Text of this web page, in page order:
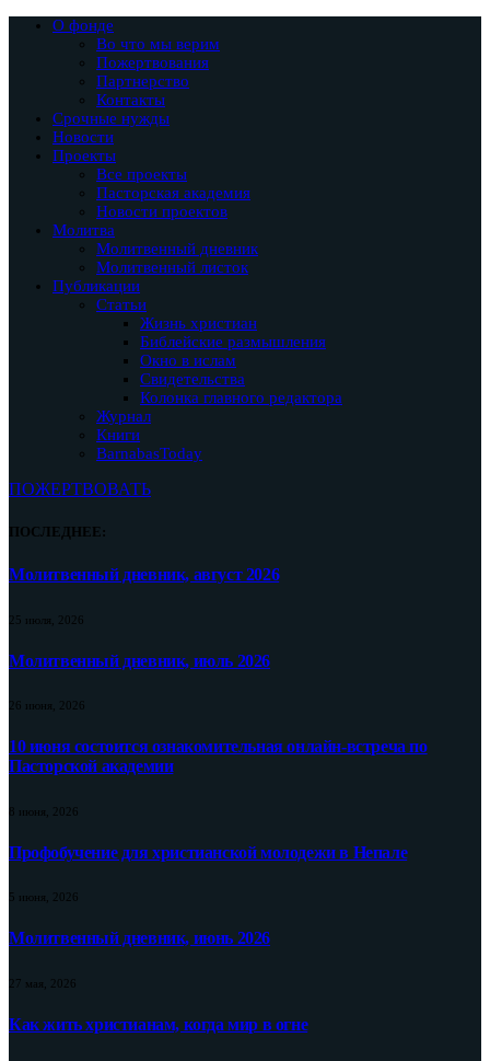
О фонде
Во что мы верим
Пожертвования
Партнерство
Контакты
Срочные нужды
Новости
Проекты
Все проекты
Пасторская академия
Новости проектов
Молитва
Молитвенный дневник
Молитвенный листок
Публикации
Статьи
Жизнь христиан
Библейские размышления
Окно в ислам
Свидетельства
Колонка главного редактора
Журнал
Книги
BarnabasToday
ПОЖЕРТВОВАТЬ
ПОСЛЕДНЕЕ:
Молитвенный дневник, август 2026
25 июля, 2026
Молитвенный дневник, июль 2026
26 июня, 2026
10 июня состоится ознакомительная онлайн-встреча по
Пасторской академии
8 июня, 2026
Профобучение для христианской молодежи в Непале
5 июня, 2026
Молитвенный дневник, июнь 2026
27 мая, 2026
Как жить христианам, когда мир в огне